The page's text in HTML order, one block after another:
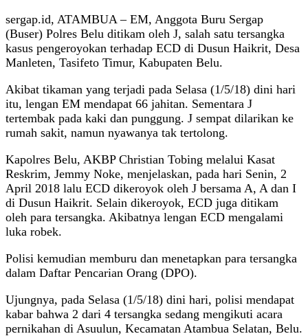
sergap.id, ATAMBUA – EM, Anggota Buru Sergap
(Buser) Polres Belu ditikam oleh J, salah satu tersangka
kasus pengeroyokan terhadap ECD di Dusun Haikrit, Desa
Manleten, Tasifeto Timur, Kabupaten Belu.
Akibat tikaman yang terjadi pada Selasa (1/5/18) dini hari
itu, lengan EM mendapat 66 jahitan. Sementara J
tertembak pada kaki dan punggung. J sempat dilarikan ke
rumah sakit, namun nyawanya tak tertolong.
Kapolres Belu, AKBP Christian Tobing melalui Kasat
Reskrim, Jemmy Noke, menjelaskan, pada hari Senin, 2
April 2018 lalu ECD dikeroyok oleh J bersama A, A dan I
di Dusun Haikrit. Selain dikeroyok, ECD juga ditikam
oleh para tersangka. Akibatnya lengan ECD mengalami
luka robek.
Polisi kemudian memburu dan menetapkan para tersangka
dalam Daftar Pencarian Orang (DPO).
Ujungnya, pada Selasa (1/5/18) dini hari, polisi mendapat
kabar bahwa 2 dari 4 tersangka sedang mengikuti acara
pernikahan di Asuulun, Kecamatan Atambua Selatan, Belu.